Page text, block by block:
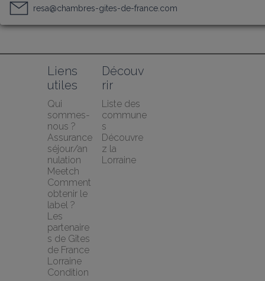
resa@chambres-gites-de-france.com
Liens
utiles
Qui
sommes-
nous ?
Assurance
séjour/an
nulation
Meetch
Comment
obtenir le
label ?
Les
partenaire
s de Gîtes
de France
Lorraine
Condition
Découv
rir
Liste des
commune
s
Découvre
z la
Lorraine